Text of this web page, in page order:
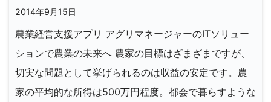
2014年9月15日
農業経営支援アプリ アグリマネージャーのITソリュー
ションで農業の未来へ 農家の目標はざまざまですが、
切実な問題として挙げられるのは収益の安定です。農
家の平均的な所得は500万円程度。都会で暮らすような